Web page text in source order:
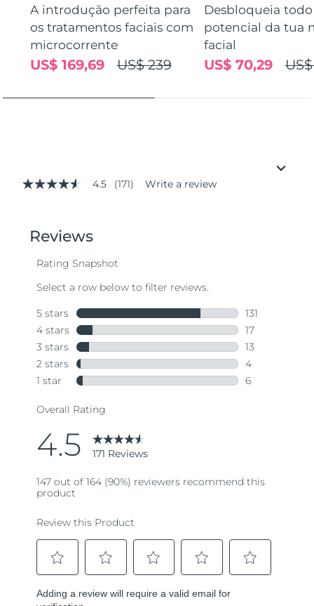
A introdução perfeita para
os tratamentos faciais com
microcorrente
US$ 239
US$ 169,69
Desbloqueia
potencial da tua
facial
US$ 70,29
4.5
stars,
average
value.
171
Same
page
link.
4.5 (171) Write a review